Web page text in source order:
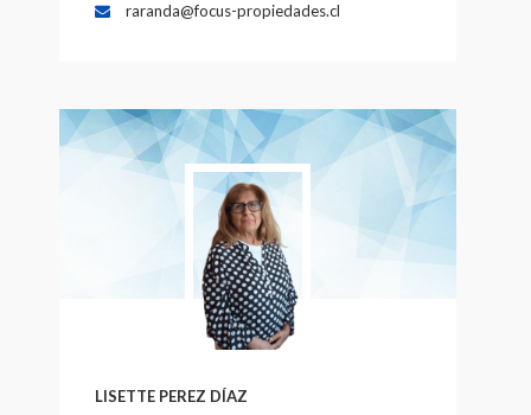
raranda@focus-propiedades.cl
LISETTE PEREZ DÍAZ